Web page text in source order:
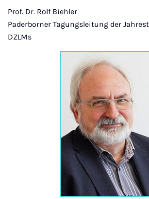
Prof. Dr. Rolf Biehler
Paderborner Tagungsleitung der
DZLMs